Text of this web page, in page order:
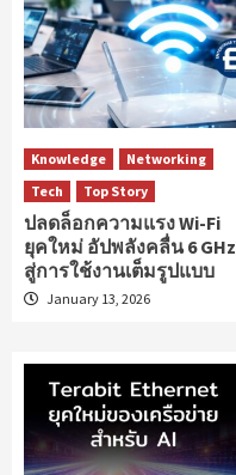
Knowledge
Networking
Tech
Top Story
ปลดล็อกความแรง Wi-Fi
ยุคใหม่ อัปพลังคลื่น 6 GHz
สู่การใช้งานเต็มรูปแบบ
January 13, 2026